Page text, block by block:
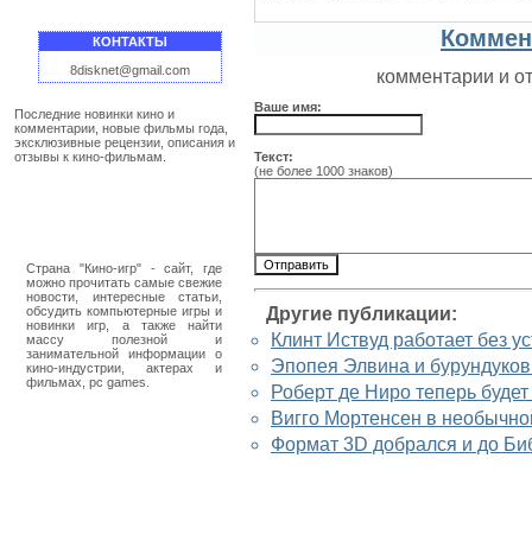
КОНТАКТЫ
8disknet@gmail.com
Последние новинки кино и
комментарии, новые фильмы года,
эксклюзивные рецензии, описания и
отзывы к кино-фильмам.
Страна "Кино-игр" - сайт, где
можно прочитать самые свежие
новости, интересные статьи,
обсудить компьютерные игры и
новинки игр, а также найти
массу полезной и
занимательной информации о
кино-индустрии, актерах и
фильмах, pc games.
комментарии и
Ваше имя:
Текст:
(не более 1000 знаков)
Другие публикации:
Клинт Иствуд работает без
Эпопея Элвина и
Роберт де Ниро теперь
Вигго Мортенсен в
Формат 3D добрался и до